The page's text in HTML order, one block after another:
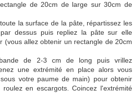
de 20cm de large sur 30cm de
la surface de la pâte, répartissez les
par dessus puis repliez la pâte sur elle
(vous allez obtenir un rectangle de 20cm
de 2-3 cm de long puis vrillez
une extrémité en place alors vous
votre paume de main) pour obtenir
en escargots. Coincez l'extrémité